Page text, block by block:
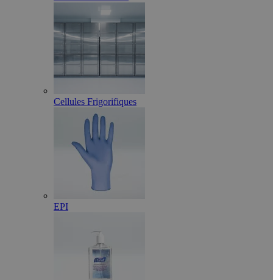
Cellules Frigorifiques
EPI